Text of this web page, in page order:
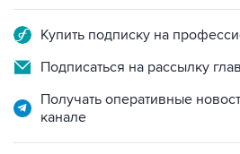
Купить подписку на
Подписаться на рассылку
Получать оперативные
канале